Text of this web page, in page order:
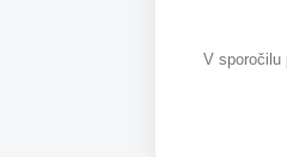
V sporočilu